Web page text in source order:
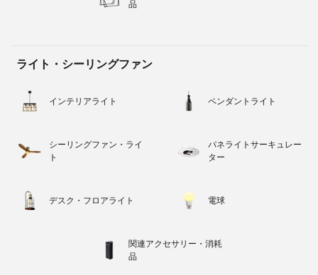
品
ライト・シーリングファン
インテリアライト ペンダントライト
シーリングファン・ライ
ト
パネライトサーキュレー
ター
デスク・フロアライト 電球
関連アクセサリー・消耗
品